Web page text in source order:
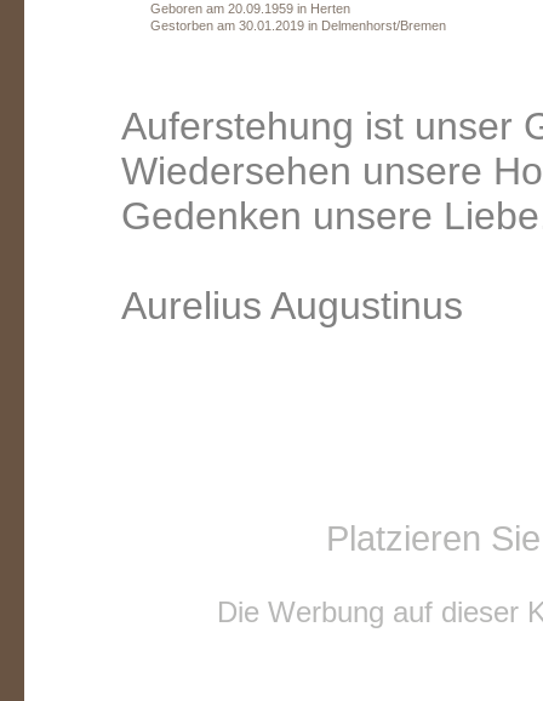
Geboren am 20.09.1959 in Herten
Gestorben am 30.01.2019 in Delmenhorst/Bremen
Auferstehung ist unser
Wiedersehen unsere
Gedenken unsere
Aurelius Augustinus
Platzieren
Die Werbung auf dieser